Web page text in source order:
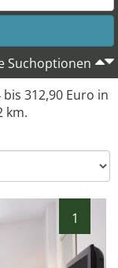
Suchoptionen
312,90 Euro in
km.
1